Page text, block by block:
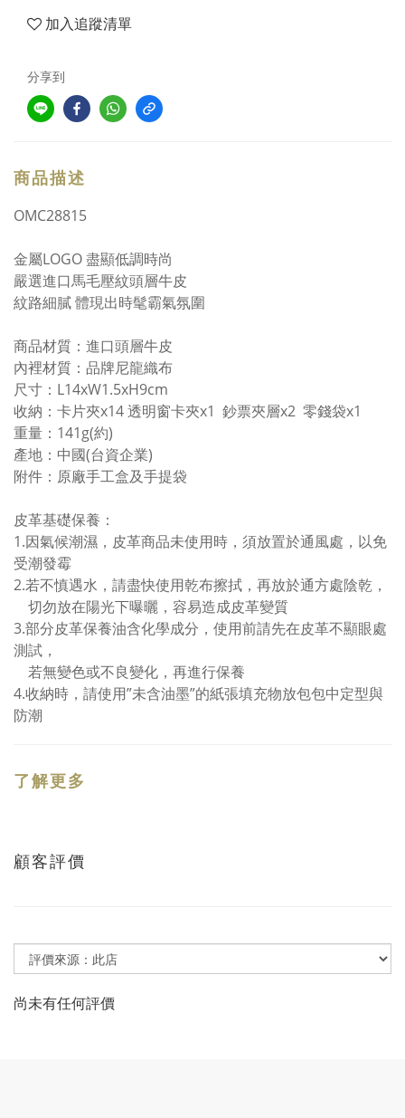
加入追蹤清單
分享到
商品描述
OMC28815
金屬LOGO 盡顯低調時尚
嚴選進口馬毛壓紋頭層牛皮
紋路細膩 體現出時髦霸氣氛圍
商品材質：進口頭層牛皮
內裡材質：品牌尼龍織布
尺寸：L14xW1.5xH9cm
收納：卡片夾x14 透明窗卡夾x1 鈔票夾層x2 零錢袋x1
重量：141g(約)
產地：中國(台資企業)
附件：原廠手工盒及手提袋
皮革基礎保養：
1.因氣候潮濕，皮革商品未使用時，須放置於通風處，以免
受潮發霉
2.若不慎遇水，請盡快使用乾布擦拭，再放於通方處陰乾，
切勿放在陽光下曝曬，容易造成皮革變質
3.部分皮革保養油含化學成分，使用前請先在皮革不顯眼處
測試，
若無變色或不良變化，再進行保養
4.收納時，請使用”未含油墨”的紙張填充物放包包中定型與
防潮
了解更多
顧客評價
尚未有任何評價